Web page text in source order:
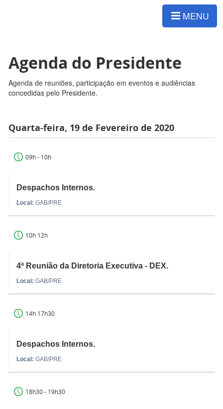
MENU
Agenda do Presidente
Agenda de reuniões, participação em eventos e audiências
concedidas pelo Presidente.
Quarta-feira, 19 de Fevereiro de 2020
09h - 10h
Despachos Internos.
Local: GAB/PRE
10h 12h
4ª Reunião da Diretoria Executiva - DEX.
Local: GAB/PRE
14h 17h30
Despachos Internos.
Local: GAB/PRE
18h30 - 19h30